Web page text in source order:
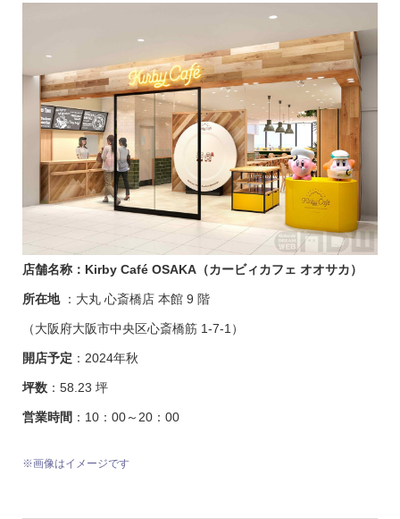
店舗名称：Kirby Café OSAKA（カービィカフェ オオサカ）
所在地 ：大丸 心斎橋店 本館 9 階
（大阪府大阪市中央区心斎橋筋 1-7-1）
開店予定 ：2024年秋
坪数：58.23 坪
営業時間 ：10：00～20：00
※画像はイメージです